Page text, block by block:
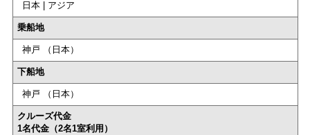
日本 | アジア
乗船地
神戸 （日本）
下船地
神戸 （日本）
クルーズ代金
1名代金（2名1室利用）